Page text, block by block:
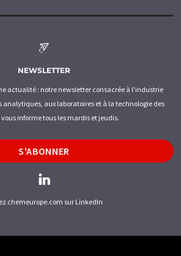
NEWSLETTER
actualité : notre newsletter consacrée à l'industrie
aux laboratoires et à la technologie des
vous informe tous les mardis et jeudis.
S'ABONNER
chemeurope.com sur LinkedIn